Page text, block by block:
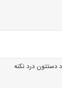
دستتون درد نکنه